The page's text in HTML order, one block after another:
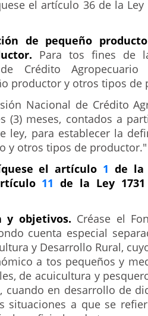
el artículo 36 de la Ley
de pequeño
Para tos fines de
Crédito
productor y otros tipos de
Nacional de Crédito
(3) meses, contados a
ley, para establecer la
y otros tipos de productor."
el artículo 1 de la
11 de la Ley
y objetivos. Créase el
cuenta especial
y Desarrollo Rural,
a tos pequeños y
de acuicultura y
cuando en desarrollo de
situaciones a que se